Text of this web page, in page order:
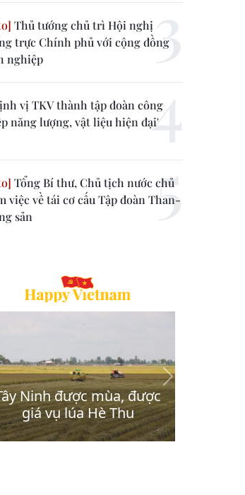
Thủ tướng chủ trì Hội nghị
trực Chính phủ với cộng đồng
nghiệp
vị TKV thành tập đoàn công
năng lượng, vật liệu hiện đại'
Tổng Bí thư, Chủ tịch nước chủ
việc về tái cơ cấu Tập đoàn Than-
sản